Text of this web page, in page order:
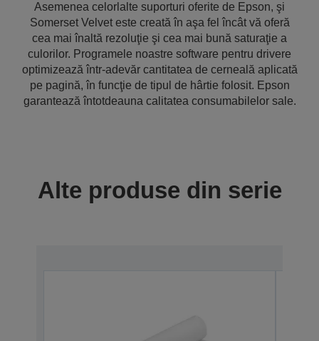
Asemenea celorlalte suporturi oferite de Epson, şi
Somerset Velvet este creată în aşa fel încât vă oferă
cea mai înaltă rezoluţie şi cea mai bună saturaţie a
culorilor. Programele noastre software pentru drivere
optimizează într-adevăr cantitatea de cerneală aplicată
pe pagină, în funcţie de tipul de hârtie folosit. Epson
garantează întotdeauna calitatea consumabilelor sale.
Alte produse din serie